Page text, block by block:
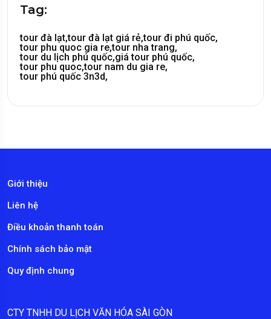
Tag:
tour đà lạt,tour đà lạt giá rẻ,tour đi phú quốc,
tour phu quoc gia re,tour nha trang,
tour du lịch phú quốc,giá tour phú quốc,
tour phu quoc,tour nam du gia re,
tour phú quốc 3n3d,
Giới thiệu
Liên hệ
Điều khoản thanh toán
Chính sách bảo mật
Quy định chung
CTY TNHH DU LỊCH VĂN HÓA SÀI GÒN